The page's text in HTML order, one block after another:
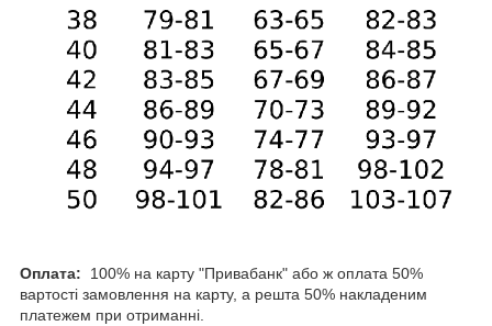
Оплата:
100% на карту "Привабанк" або ж оплата 50%
вартості замовлення на карту, а решта 50% накладеним
платежем при отриманні.